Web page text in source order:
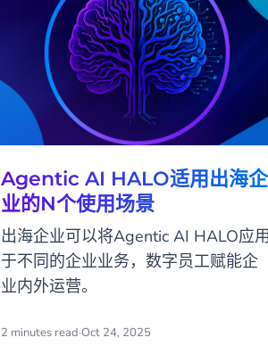
Agentic AI HALO适用出海企
业的N个使用场景
出海企业可以将Agentic AI HALO应用
于不同的企业业务，数字员工赋能企
业内外运营。
2 minutes read·Oct 24, 2025